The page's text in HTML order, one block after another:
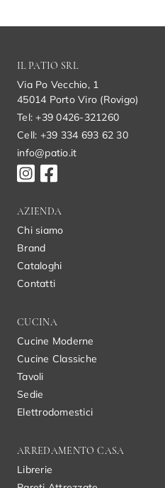
IL PATIO SRL
Via Po Vecchio, 1
45014 Porto Viro (Rovigo)
Tel: +39 0426-321260
Cell: +39 334 693 62 30
info@patio.it
AZIENDA
Chi siamo
Brand
Cataloghi
Contatti
CUCINA
Cucine Moderne
Cucine Classiche
Tavoli
Sedie
Elettrodomestici
ARREDAMENTO CASA
Librerie